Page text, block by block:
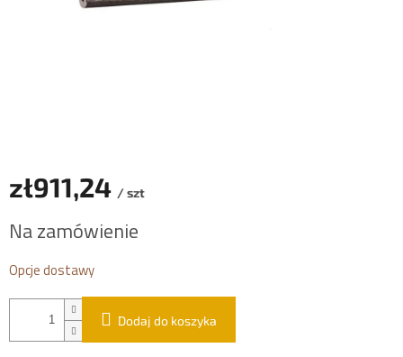
zł911,24 / szt
jednostkowa:
Na zamówienie
Opcje dostawy
Dodaj do koszyka